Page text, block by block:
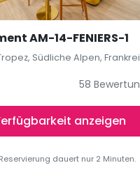
AM-14-FENIERS-1
Südliche Alpen,
58
anzeigen
dauert nur 2 Minuten.